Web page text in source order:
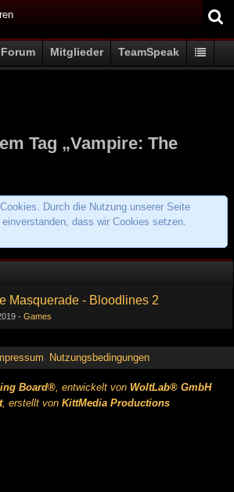
Forum Mitglieder TeamSpeak
Tag „Vampire: The
Durch die Nutzung unserer Seite
dass wir Cookies setzen.
Masquerade - Bloodlines 2
Games
Nutzungsbedingungen
Board®, entwickelt von WoltLab® GmbH
, erstellt von KittMedia Productions